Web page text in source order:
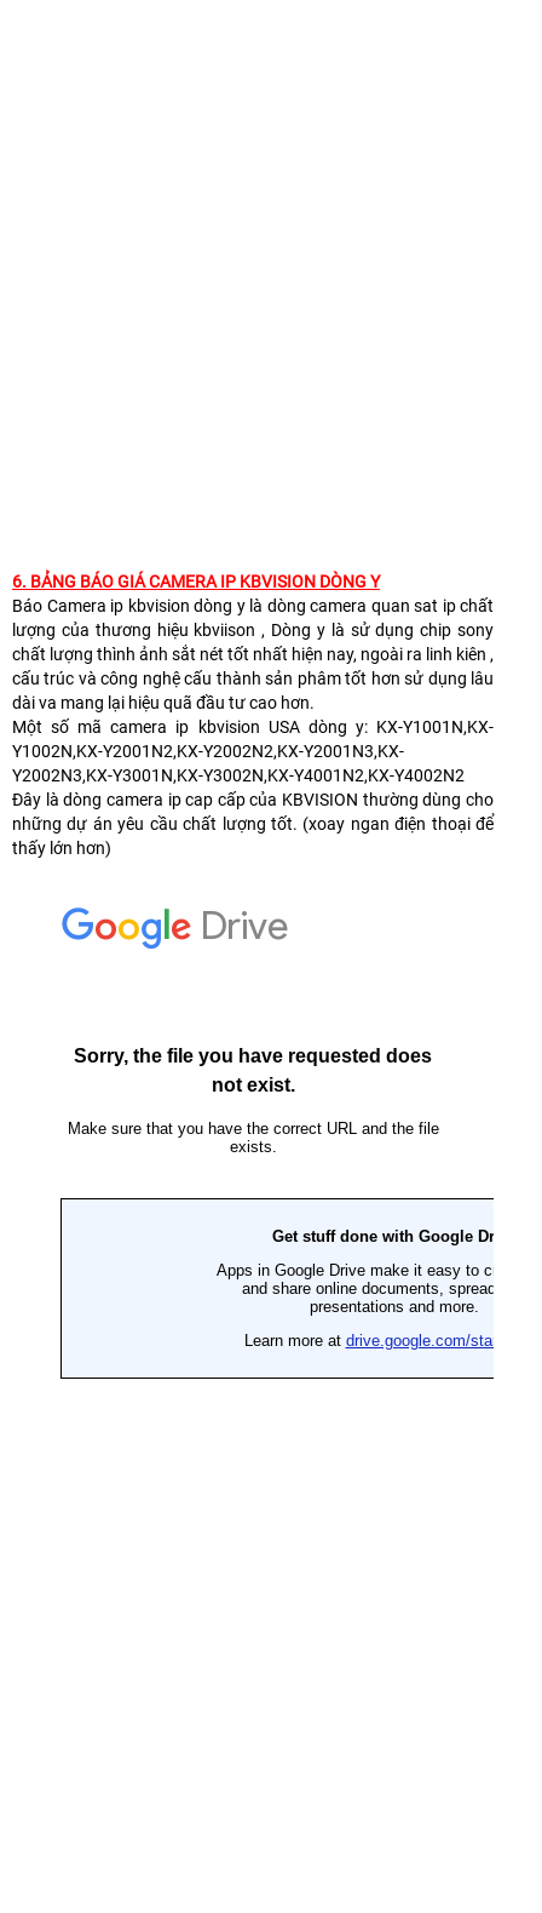
6. BẢNG BÁO GIÁ CAMERA IP KBVISION DÒNG Y
Báo Camera ip kbvision dòng y là dòng camera quan sat ip chất
lượng của thương hiệu kbviison , Dòng y là sử dụng chip sony
chất lượng thình ảnh sắt nét tốt nhất hiện nay, ngoài ra linh kiên ,
cấu trúc và công nghệ cấu thành sản phâm tốt hơn sử dụng lâu
dài va mang lại hiệu quã đầu tư cao hơn.
Một số mã camera ip kbvision USA dòng y: KX-Y1001N,KX-
Y1002N,KX-Y2001N2,KX-Y2002N2,KX-Y2001N3,KX-
Y2002N3,KX-Y3001N,KX-Y3002N,KX-Y4001N2,KX-Y4002N2
Đây là dòng camera ip cap cấp của KBVISION thường dùng cho
những dự án yêu cầu chất lượng tốt. (xoay ngan điện thoại để
thấy lớn hơn)